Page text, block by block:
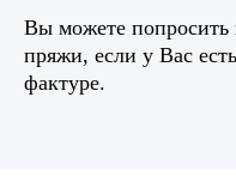
Вы можете попросить
пряжи, если у Вас
фактуре.